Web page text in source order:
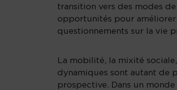
transition vers des modes
opportunités pour améliorer
questionnements sur la vie
La mobilité, la mixité
dynamiques sont autant de
prospective. Dans un